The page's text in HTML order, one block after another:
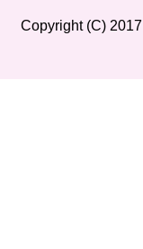
Copyright (C) 2017